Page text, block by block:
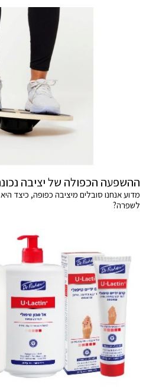
ההשפעה הכפולה של יציבה
מדוע אנחנו סובלים מיציבה כפופה, כיצד
לשפרה?